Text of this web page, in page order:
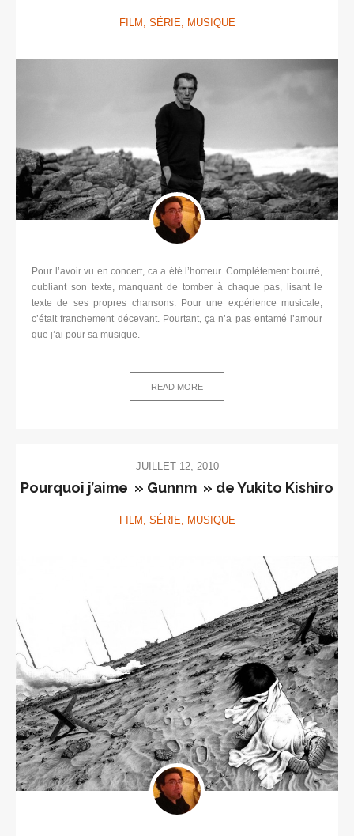
FILM, SÉRIE, MUSIQUE
Pour l’avoir vu en concert, ca a été l’horreur. Complètement bourré,
oubliant son texte, manquant de tomber à chaque pas, lisant le
texte de ses propres chansons. Pour une expérience musicale,
c’était franchement décevant. Pourtant, ça n’a pas entamé l’amour
que j’ai pour sa musique.
READ MORE
JUILLET 12, 2010
Pourquoi j’aime » Gunnm » de Yukito Kishiro
FILM, SÉRIE, MUSIQUE